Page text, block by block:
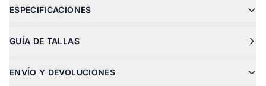
ESPECIFICACIONES
GUÍA DE TALLAS
ENVÍO Y DEVOLUCIONES